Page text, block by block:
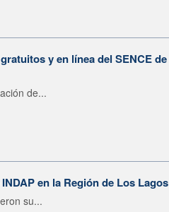
y en línea del SENCE de
de...
en la Región de Los Lagos
su...